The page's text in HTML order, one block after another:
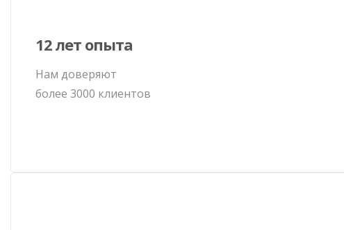
12 лет опыта
Нам доверяют
более 3000 клиентов